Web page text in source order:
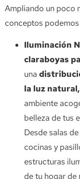
Ampliando un poco
conceptos
Iluminación
claraboyas
una
la luz natural,
ambiente
belleza de tus
Desde salas
cocinas y
estructuras
de tu hogar de